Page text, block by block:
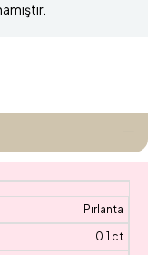
Pırlanta
0.1 ct